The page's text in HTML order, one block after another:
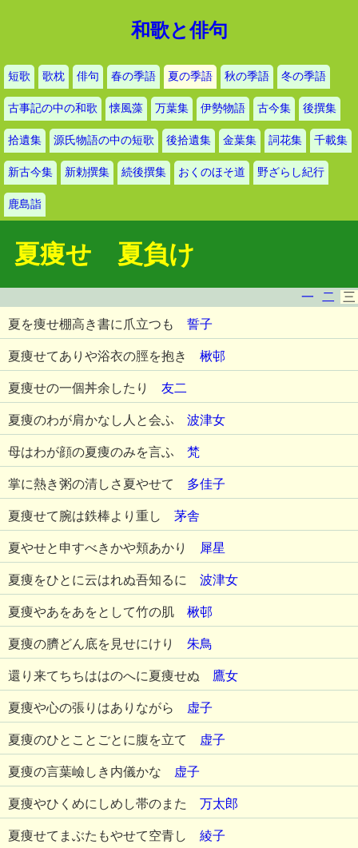
和歌と俳句
短歌 歌枕 俳句 春の季語 夏の季語 秋の季語 冬の季語
古事記の中の和歌 懐風藻 万葉集 伊勢物語 古今集 後撰集
拾遺集 源氏物語の中の短歌 後拾遺集 金葉集 詞花集 千載集
新古今集 新勅撰集 続後撰集 おくのほそ道 野ざらし紀行
鹿島詣
夏痩せ 夏負け
一 二
三
夏を痩せ棚高き書に爪立つも 誓子
夏痩せてありや浴衣の脛を抱き 楸邨
夏痩せの一個丼余したり 友二
夏痩のわが肩かなし人と会ふ 波津女
母はわが顔の夏痩のみを言ふ 梵
掌に熱き粥の清しさ夏やせて 多佳子
夏痩せて腕は鉄棒より重し 茅舎
夏やせと申すべきかや頬あかり 犀星
夏痩をひとに云はれぬ吾知るに 波津女
夏痩やあをあをとして竹の肌 楸邨
夏痩の臍どん底を見せにけり 朱鳥
還り来てちちははのへに夏痩せぬ 鷹女
夏痩や心の張りはありながら 虚子
夏痩のひとことごとに腹を立て 虚子
夏痩の言葉嶮しき内儀かな 虚子
夏痩やひくめにしめし帯のまた 万太郎
夏痩せてまぶたもやせて空青し 綾子